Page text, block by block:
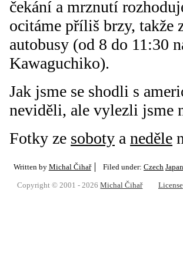
čekání a mrznutí
ocitáme příliš brzy, takže
autobusy (od 8 do 11:30
Kawaguchiko).
Jak jsme se shodli s
neviděli, ale vylezli jsme
Fotky ze soboty a neděle
Written by Michal Čihař Filed under: Czech Japan
Copyright © 2001 - 2026Michal Čihař License